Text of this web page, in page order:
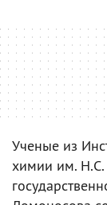
Ученые из
химии им. Н.С.